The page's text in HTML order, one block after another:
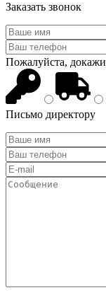
Заказать звонок
Пожалуйста,
Письмо директору